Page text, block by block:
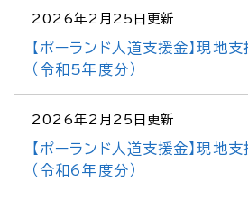
2026年2月25日更新
【ポーランド人道支援金】現地
（令和5年度分）
2026年2月25日更新
【ポーランド人道支援金】現地
（令和6年度分）